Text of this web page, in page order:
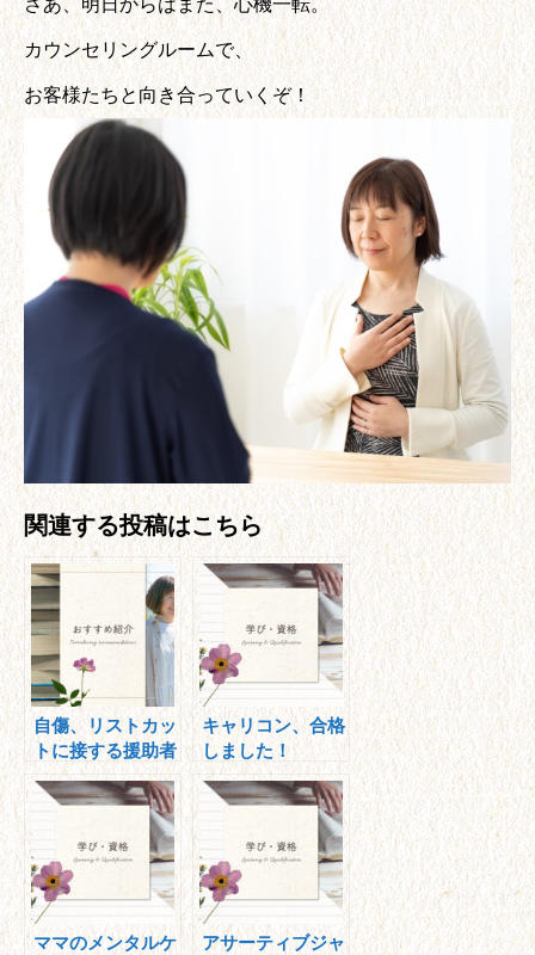
さあ、明日からはまた、心機一転。
カウンセリングルームで、
お客様たちと向き合っていくぞ！
関連する投稿はこちら
自傷、リストカッ
トに接する援助者
の方へ
キャリコン、合格
しました！
ママのメンタルケ
アサーティブジャ